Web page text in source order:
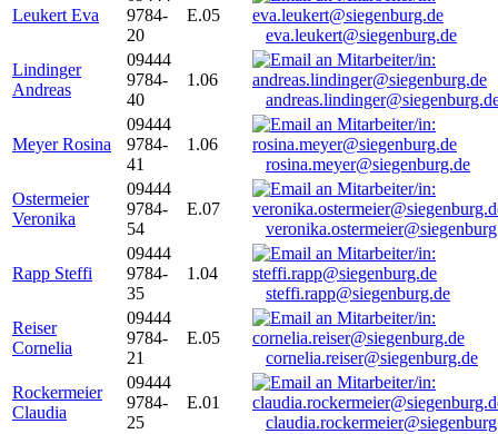
Leukert Eva
9784-
20
E.05
eva.leukert@siegenburg.de
Lindinger
Andreas
09444
9784-
40
1.06
Meyer Rosina
09444
9784-
41
1.06
rosina.meyer@siegenburg.de
Ostermeier
Veronika
09444
9784-
54
E.07
Rapp Steffi
09444
9784-
35
1.04
steffi.rapp@siegenburg.de
Reiser
Cornelia
09444
9784-
21
E.05
cornelia.reiser@siegenburg.de
Rockermeier
Claudia
09444
9784-
25
E.01